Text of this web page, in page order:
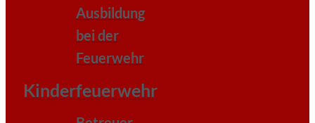
Ausbildung
bei der
Feuerwehr
Kinderfeuerwehr